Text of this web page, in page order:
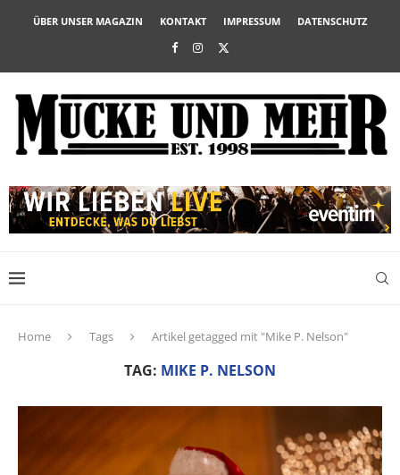
ÜBER UNSER MAGAZIN KONTAKT IMPRESSUM DATENSCHUTZ
Home Tags Artikel getagged mit "Mike P. Nelson"
TAG: MIKE P. NELSON